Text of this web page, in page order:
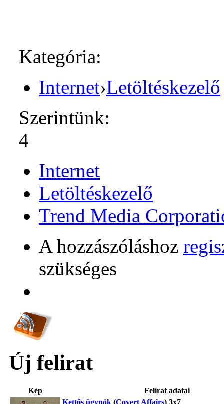
Kategória:
Internet›Letöltéskezelő
Szerintünk:
4
Internet
Letöltéskezelő
Trend Media
A hozzászóláshoz
szükséges
Új felirat
Kép
Felirat adatai